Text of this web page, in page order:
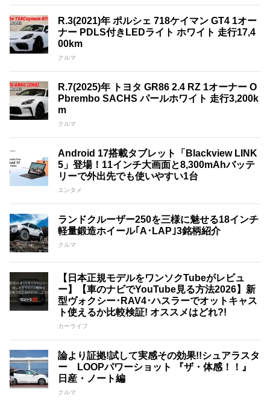
R.3(2021)年 ポルシェ 718ケイマン GT4 1オー
ナー PDLS付きLEDライト ホワイト 走行17,4
00km
クルマ
R.7(2025)年 トヨタ GR86 2.4 RZ 1オーナー O
Pbrembo SACHS パールホワイト 走行3,200k
m
クルマ
Android 17搭載タブレット「Blackview LINK
5」登場！11インチ大画面と8,300mAhバッテ
リーで外出先でも使いやすい1台
エンタメ
ランドクルーザー250を三様に魅せる18インチ
軽量鍛造ホイール｢A･LAP｣3銘柄紹介
クルマ
【日本正規モデルをワンソクTubeがレビュ
ー】【車のナビでYouTube見る方法2026】新
型ヴォクシー･RAV4･ハスラーでオットキャス
ト使えるか比較検証! オススメはどれ?!
カーライフ
論より証拠!試して実感その効果!!シュアラスタ
ー LOOPパワーショット 『ザ・体感！！』
日産・ノート編
クルマ